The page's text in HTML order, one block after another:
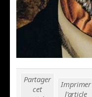
Partager
cet
Imprimer
l'article